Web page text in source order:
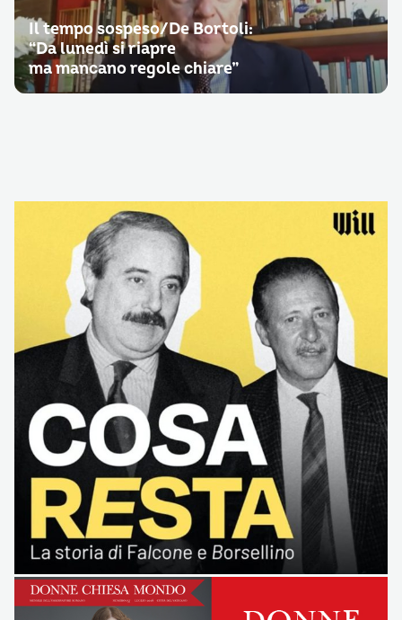
Il tempo sospeso/De Bortoli:
“Da lunedì si riapre
ma mancano regole chiare”